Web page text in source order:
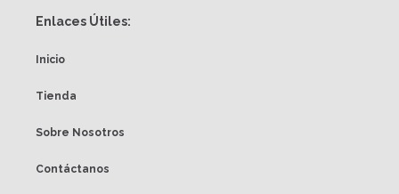
Enlaces Útiles:
Inicio
Tienda
Sobre Nosotros
Contáctanos